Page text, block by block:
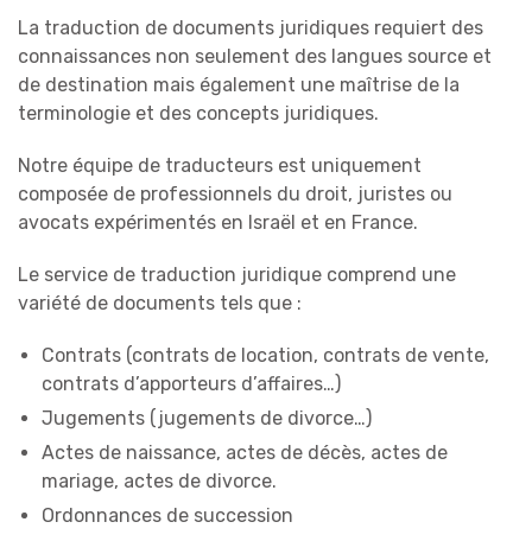
La traduction de documents juridiques requiert des
connaissances non seulement des langues source et
de destination mais également une maîtrise de la
terminologie et des concepts juridiques.
Notre équipe de traducteurs est uniquement
composée de professionnels du droit, juristes ou
avocats expérimentés en Israël et en France.
Le service de traduction juridique comprend une
variété de documents tels que :
Contrats (contrats de location, contrats de vente,
contrats d’apporteurs d’affaires…)
Jugements (jugements de divorce…)
Actes de naissance, actes de décès, actes de
mariage, actes de divorce.
Ordonnances de succession